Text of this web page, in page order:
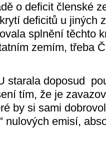
o deficit členské
deficitů u jiných
splnění těchto
zemím, třeba
starala doposud
tím, že je
by si sami
nulových emisí,